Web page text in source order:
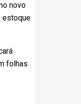
novo
estoque
folhas